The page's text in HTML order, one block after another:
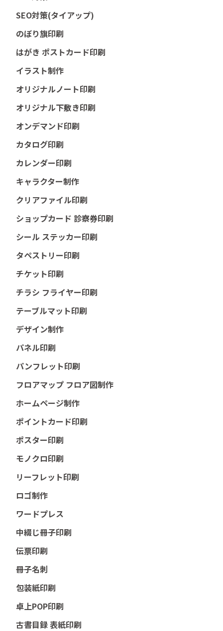
SEO対策(タイアップ)
のぼり旗印刷
はがき ポストカード印刷
イラスト制作
オリジナルノート印刷
オリジナル下敷き印刷
オンデマンド印刷
カタログ印刷
カレンダー印刷
キャラクター制作
クリアファイル印刷
ショップカード 診察券印刷
シール ステッカー印刷
タペストリー印刷
チケット印刷
チラシ フライヤー印刷
テーブルマット印刷
デザイン制作
パネル印刷
パンフレット印刷
フロアマップ フロア図制作
ホームページ制作
ポイントカード印刷
ポスター印刷
モノクロ印刷
リーフレット印刷
ロゴ制作
ワードプレス
中綴じ冊子印刷
伝票印刷
冊子名刺
包装紙印刷
卓上POP印刷
古書目録 表紙印刷